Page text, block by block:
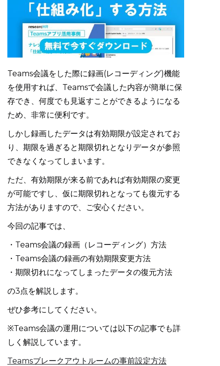
Teams会議をした際に録画(レコーディング)機能
を使用すれば、Teamsで会議した内容が簡単に保
存でき、何度でも見返すことができるようになる
ため、非常に便利です。
しかし録画したデータは有効期限が設定されてお
り、期限を過ぎると期限切れとなりデータが参照
できなくなってしまいます。
ただ、有効期限が来る前であれば有効期限の変更
が可能ですし、仮に期限切れとなっても復元する
方法がありますので、ご安心ください。
今回の記事では、
・Teams会議の録画（レコーディング）方法
・Teams会議の録画の有効期限変更方法
・期限切れになってしまったデータの復元方法
の3点を解説します。
ぜひ参考にしてください。
※Teams会議の運用については以下の記事でも詳
しく解説しています。
Teamsブレークアウトルームの事前設定方法